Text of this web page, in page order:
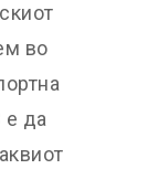
во
е да